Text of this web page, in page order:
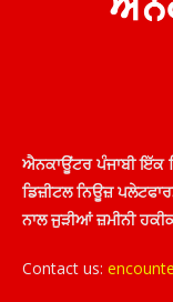
ਐਨਕਾਊਂਟਰ ਪੰਜਾਬੀ ਇੱਕ
ਡਿਜ਼ੀਟਲ ਨਿਊਜ਼
ਨਾਲ ਜੁੜੀਆਂ ਜ਼ਮੀਨੀ
Contact us: